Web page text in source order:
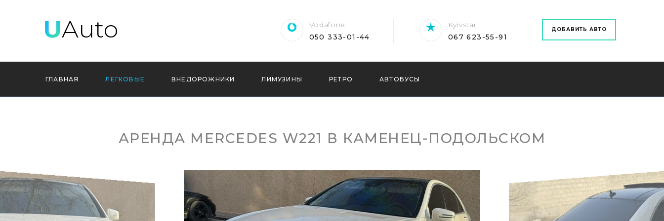
UAuto
Vodafone
‎050 333-01-44
Kyivstar
067 623-55-91
ДОБАВИТЬ АВТО
ГЛАВНАЯ ЛЕГКОВЫЕ ВНЕДОРОЖНИКИ ЛИМУЗИНЫ РЕТРО АВТОБУСЫ
АРЕНДА MERCEDES W221 В КАМЕНЕЦ-ПОДОЛЬСКОМ